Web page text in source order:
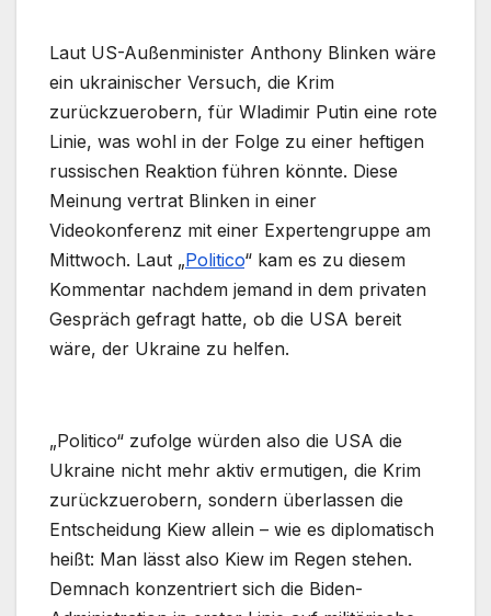
Laut US-Außenminister Anthony Blinken wäre
ein ukrainischer Versuch, die Krim
zurückzuerobern, für Wladimir Putin eine rote
Linie, was wohl in der Folge zu einer heftigen
russischen Reaktion führen könnte. Diese
Meinung vertrat Blinken in einer
Videokonferenz mit einer Expertengruppe am
Mittwoch. Laut „Politico“ kam es zu diesem
Kommentar nachdem jemand in dem privaten
Gespräch gefragt hatte, ob die USA bereit
wäre, der Ukraine zu helfen.
„Politico“ zufolge würden also die USA die
Ukraine nicht mehr aktiv ermutigen, die Krim
zurückzuerobern, sondern überlassen die
Entscheidung Kiew allein – wie es diplomatisch
heißt: Man lässt also Kiew im Regen stehen.
Demnach konzentriert sich die Biden-